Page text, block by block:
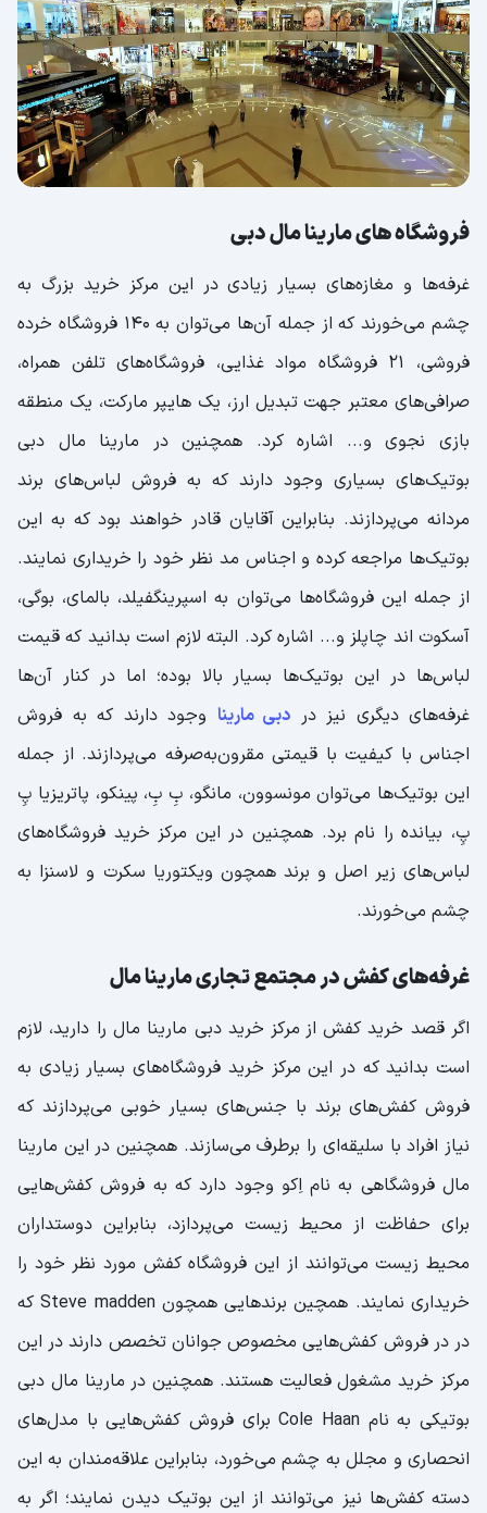
فروشگاه های مارینا مال دبی
غرفه‌ها و مغازه‌های بسیار زیادی در این مرکز خرید بزرگ به
چشم می‌خورند که از جمله آ‌ن‌ها می‌توان به ۱۴۰ فروشگاه خرده
فروشی، ۲۱ فروشگاه مواد غذایی، فروشگاه‌های تلفن همراه،
صرافی‌های معتبر جهت تبدیل ارز، یک هایپر مارکت، یک منطقه
بازی نجوی و... اشاره کرد. همچنین در مارینا مال دبی
بوتیک‌های بسیاری وجود دارند که به فروش لباس‌های برند
مردانه می‌پردازند. بنابراین آقایان قادر خواهند بود که به این
بوتیک‌ها مراجعه کرده و اجناس مد نظر خود را خریداری نمایند.
از جمله این فروشگاه‌ها می‌توان به اسپرینگفیلد، بالمای، بوگی،
آسکوت اند چاپلز و... اشاره کرد. البته لازم است بدانید که قیمت
لباس‌ها در این بوتیک‌ها بسیار بالا بوده؛ اما در کنار آن‌ها
غرفه‌های دیگری نیز در دبی مارینا وجود دارند که به فروش
اجناس با کیفیت با قیمتی مقرون‌به‌صرفه می‌پردازند. از جمله
این بوتیک‌ها می‌توان مونسوون، مانگو، بِ بِ، پینکو، پاتریزیا پِ
پِ، بیانده را نام برد. همچنین در این مرکز خرید فروشگاه‌های
لباس‌های‌ زیر‌ اصل و برند همچون ویکتوریا سکرت و لاسنزا به
چشم می‌خورند.
غرفه‌های کفش در مجتمع تجاری مارینا مال
اگر قصد خرید کفش از مرکز خرید دبی مارینا مال را دارید، لازم
است بدانید که در این مرکز خرید فروشگاه‌های بسیار زیادی به
فروش کفش‌های برند با جنس‌های بسیار خوبی می‌پردازند که
نیاز افراد با سلیقه‌ای را برطرف می‌سازند. همچنین در این مارینا
مال فروشگاهی به نام اِکو وجود دارد که به فروش کفش‌هایی
برای حفاظت از محیط زیست می‌پردازد، بنابراین دوستداران
محیط زیست می‌توانند از این فروشگاه کفش مورد نظر خود را
خریداری نمایند. همچین برندهایی همچون Steve madden که
در در فروش کفش‌هایی مخصوص جوانان تخصص دارند در این
مرکز خرید مشغول فعالیت هستند. همچنین در مارینا مال دبی
بوتیکی به نام Cole Haan برای فروش کفش‌هایی با مدل‌های
انحصاری و مجلل به چشم می‌خورد، بنابراین علاقه‌مندان به این
دسته کفش‌ها نیز می‌توانند از این بوتیک دیدن نمایند؛ اگر به